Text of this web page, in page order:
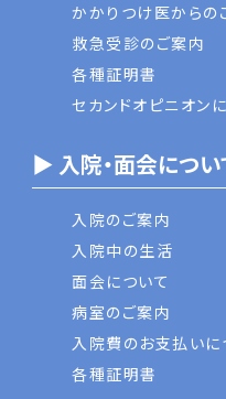
かかりつけ医からの
救急受診のご案内
各種証明書
セカンドオピニオン
▶ 入院・面会につい
入院のご案内
入院中の生活
面会について
病室のご案内
入院費のお支払いに
各種証明書